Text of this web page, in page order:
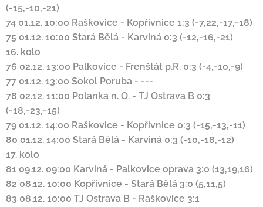
(-15,-10,-21)
74 01.12. 10:00 Raškovice - Kopřivnice 1:3 (-7,22,-17,-18)
75 01.12. 10:00 Stará Bělá - Karviná 0:3 (-12,-16,-21)
16. kolo
76 02.12. 13:00 Palkovice - Frenštát p.R. 0:3 (-4,-10,-9)
77 01.12. 13:00 Sokol Poruba - ---
78 02.12. 11:00 Polanka n. O. - TJ Ostrava B 0:3
(-18,-23,-15)
79 01.12. 14:00 Raškovice - Kopřivnice 0:3 (-15,-13,-11)
80 01.12. 14:00 Stará Bělá - Karviná 0:3 (-10,-18,-12)
17. kolo
81 09.12. 09:00 Karviná - Palkovice oprava 3:0 (13,19,16)
82 08.12. 10:00 Kopřivnice - Stará Bělá 3:0 (5,11,5)
83 08.12. 10:00 TJ Ostrava B - Raškovice 3:1